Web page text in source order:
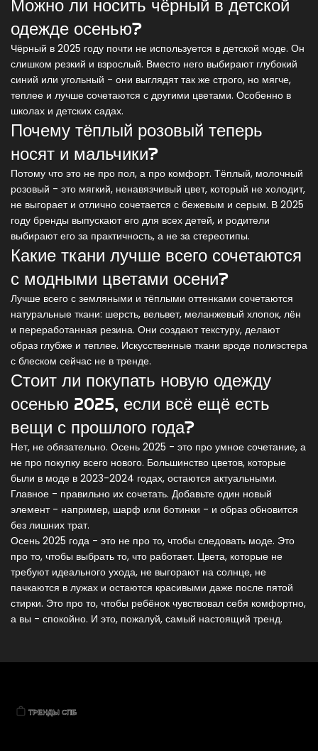
Можно ли носить чёрный в детской
одежде осенью?
Чёрный в 2025 году почти не используется в детской моде. Он
слишком резкий и взрослый. Вместо него выбирают глубокий
синий или угольный - они выглядят так же строго, но мягче,
теплее и лучше сочетаются с другими цветами. Особенно в
школах и детских садах.
Почему тёплый розовый теперь
носят и мальчики?
Потому что это не про пол, а про комфорт. Тёплый, молочный
розовый - это мягкий, ненавязчивый цвет, который не холодит,
не выгорает и отлично сочетается с бежевым и серым. В 2025
году бренды выпускают его для всех детей, и родители
выбирают его за практичность, а не за стереотипы.
Какие ткани лучше всего сочетаются
с модными цветами осени?
Лучше всего с земляными и тёплыми оттенками сочетаются
натуральные ткани: шерсть, вельвет, меланжевый хлопок, лён
и переработанная резина. Они создают текстуру, делают
образ глубже и теплее. Искусственные ткани вроде полиэстера
с блеском сейчас не в тренде.
Стоит ли покупать новую одежду
осенью 2025, если всё ещё есть
вещи с прошлого года?
Нет, не обязательно. Осень 2025 - это про умное сочетание, а
не про покупку всего нового. Большинство цветов, которые
были в моде в 2023-2024 годах, остаются актуальными.
Главное - правильно их сочетать. Добавьте один новый
элемент - например, шарф или ботинки - и образ обновится
без лишних трат.
Осень 2025 года - это не про то, чтобы следовать моде. Это
про то, чтобы выбрать то, что работает. Цвета, которые не
требуют идеального ухода, не выгорают на солнце, не
пачкаются в лужах и остаются красивыми даже после пятой
стирки. Это про то, чтобы ребёнок чувствовал себя комфортно,
а вы - спокойно. И это, пожалуй, самый настоящий тренд.